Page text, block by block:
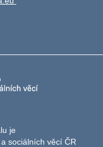
je
sociálních věcí ČR